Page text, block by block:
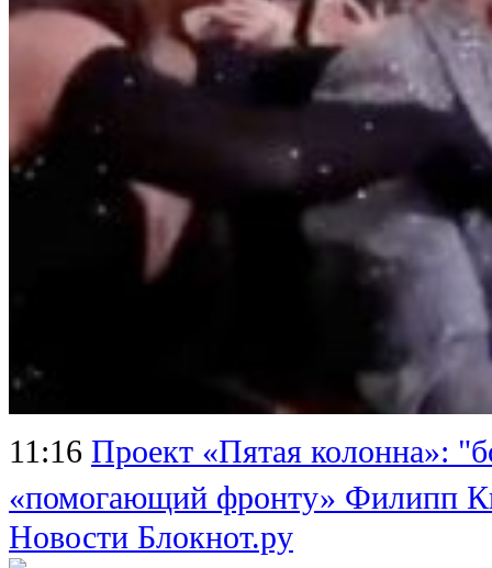
11:16 Проект «Пятая колонна»:
«помогающий фронту» Филипп
Новости Блокнот.ру